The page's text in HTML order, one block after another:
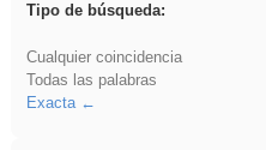
Tipo de búsqueda:
Cualquier coincidencia
Todas las palabras
Exacta